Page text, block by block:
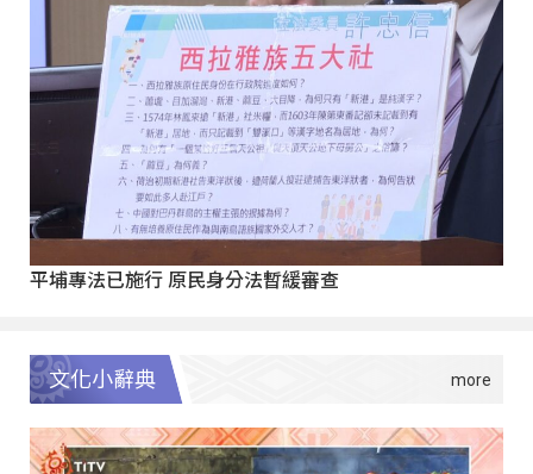
平埔專法已施行 原民身分法暫緩審查
文化小辭典